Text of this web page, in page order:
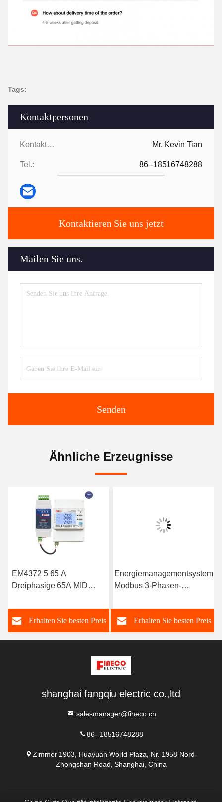
Kontaktpersonen
Kontaktpersonen: Mr. Kevin Tian
Tel.: 86--18516748288
Kontaktieren Sie uns jetzt
Mailen Sie uns.
Senden
Tags:
Ähnliche Erzeugnisse
EM4372 5 65 A
Dreiphasige 65A MID
KWH-Meter für intelligente
Energieanalyse
Erhalten Sie besten Preis
Energiemanagementsystem
Modbus 3-Phasen-
EM4373 CT 3*230/400V
0,05-5 6 AErhalten Sie besten Preis
shanghai fangqiu electric co.,ltd
salesmanager@fineco.cn
86--18516748288
Zimmer 1903, Huayuan World Plaza, Nr. 1958 Nord-
Zhongshan Road, Shanghai, China